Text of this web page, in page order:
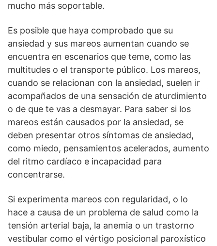
mucho más soportable.
Es posible que haya comprobado que su
ansiedad y sus mareos aumentan cuando se
encuentra en escenarios que teme, como las
multitudes o el transporte público. Los mareos,
cuando se relacionan con la ansiedad, suelen ir
acompañados de una sensación de aturdimiento
o de que te vas a desmayar. Para saber si los
mareos están causados por la ansiedad, se
deben presentar otros síntomas de ansiedad,
como miedo, pensamientos acelerados, aumento
del ritmo cardíaco e incapacidad para
concentrarse.
Si experimenta mareos con regularidad, o lo
hace a causa de un problema de salud como la
tensión arterial baja, la anemia o un trastorno
vestibular como el vértigo posicional paroxístico